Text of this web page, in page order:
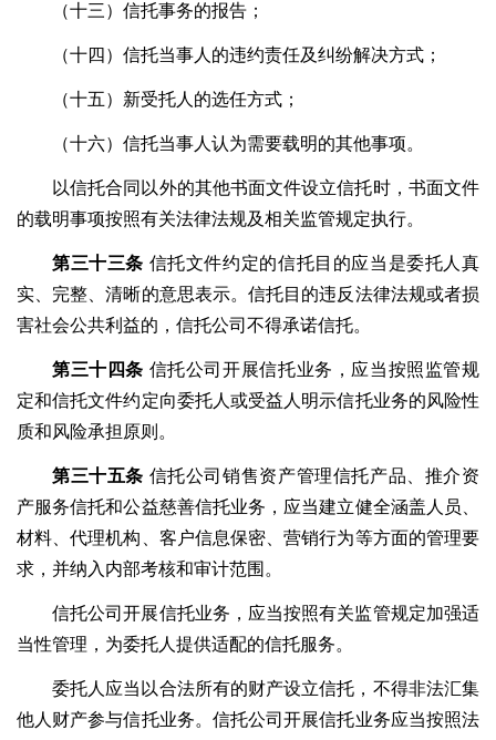
（十三）信托事务的报告；
（十四）信托当事人的违约责任及纠纷解决方式；
（十五）新受托人的选任方式；
（十六）信托当事人认为需要载明的其他事项。
以信托合同以外的其他书面文件设立信托时，书面文件
的载明事项按照有关法律法规及相关监管规定执行。
第三十三条 信托文件约定的信托目的应当是委托人真
实、完整、清晰的意思表示。信托目的违反法律法规或者损
害社会公共利益的，信托公司不得承诺信托。
第三十四条 信托公司开展信托业务，应当按照监管规
定和信托文件约定向委托人或受益人明示信托业务的风险性
质和风险承担原则。
第三十五条 信托公司销售资产管理信托产品、推介资
产服务信托和公益慈善信托业务，应当建立健全涵盖人员、
材料、代理机构、客户信息保密、营销行为等方面的管理要
求，并纳入内部考核和审计范围。
信托公司开展信托业务，应当按照有关监管规定加强适
当性管理，为委托人提供适配的信托服务。
委托人应当以合法所有的财产设立信托，不得非法汇集
他人财产参与信托业务。信托公司开展信托业务应当按照法